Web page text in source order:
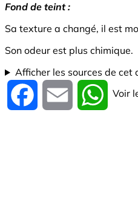
Fond de teint :
Sa texture a changé, il est
Son odeur est plus chimique.
Afficher les sources de cet
Facebook Email Voir